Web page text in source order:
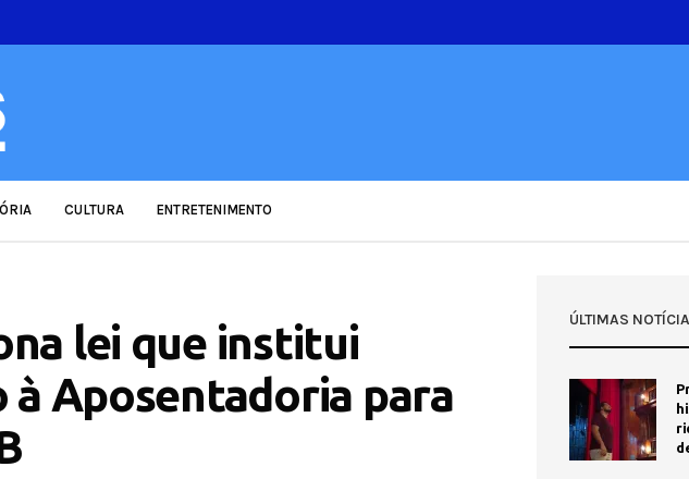
CULTURA ENTRETENIMENTO
lei que institui
à Aposentadoria para
ÚLTIMAS